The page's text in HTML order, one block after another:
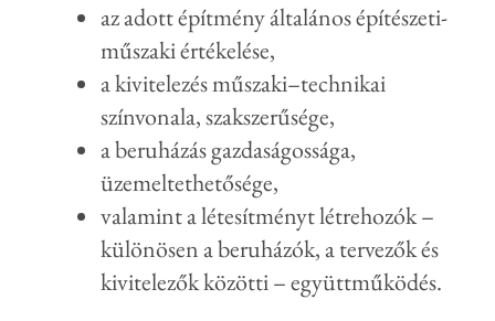
az adott építmény általános építészeti-
műszaki értékelése,
a kivitelezés műszaki–technikai
színvonala, szakszerűsége,
a beruházás gazdaságossága,
üzemeltethetősége,
valamint a létesítményt létrehozók –
különösen a beruházók, a tervezők és
kivitelezők közötti – együttműködés.